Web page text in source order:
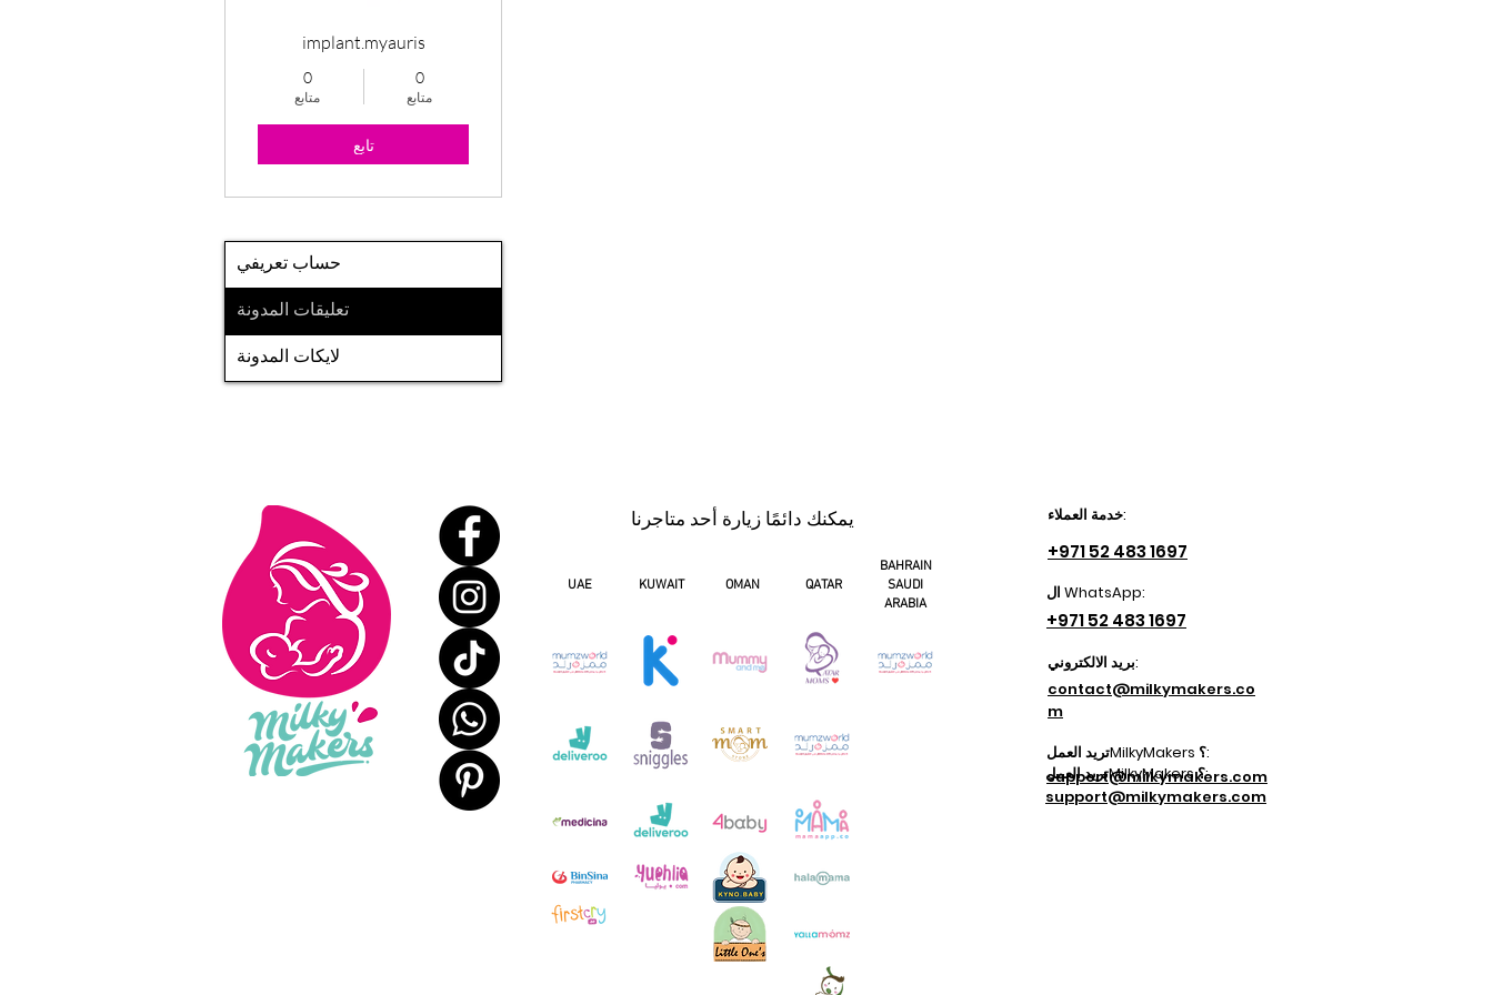
implant.myauris
0
متابع
0
متابع
تابع
حساب تعريفي
تعليقات المدونة
لايكات المدونة
يمكنك دائمًا زيارة أحد متاجرنا
UAE KUWAIT OMAN QATAR
BAHRAIN
SAUDI
ARABIA
خدمة العملاء:
+971 52 483 1697
ال WhatsApp:
+971 52 483 1697
بريد الالكتروني:
contact@milkymakers.co
m
تريد العملMilkyMakers ؟:
support@milkymakers.com
تريد العملMilkyMakers ؟:
support@milkymakers.com